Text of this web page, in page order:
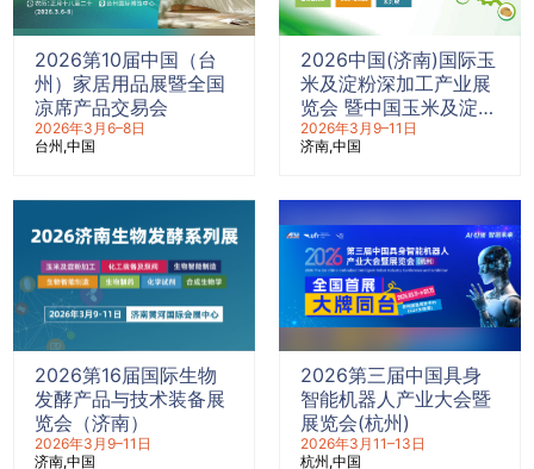
2026第10届中国（台
州）家居用品展暨全国
凉席产品交易会
2026年3月6–8日
台州 中国
2026中国(济南)国际玉
米及淀粉深加工产业展
览会 暨中国玉米及淀粉
深加工创新发展大会
2026年3月9–11日
济南 中国
2026第16届国际生物
发酵产品与技术装备展
览会（济南）
2026年3月9–11日
济南 中国
2026第三届中国具身
智能机器人产业大会暨
展览会(杭州)
2026年3月11–13日
杭州 中国